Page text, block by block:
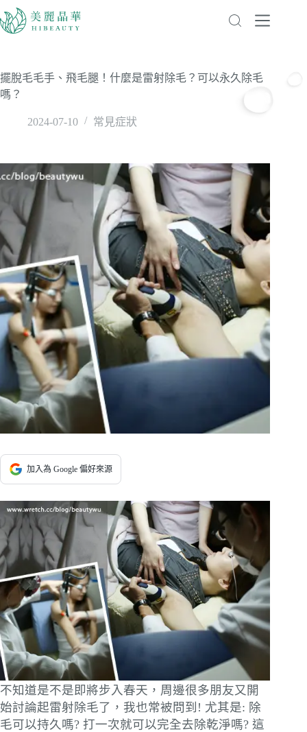
擺脫毛毛手、飛毛腿！什麼是雷射除毛？可以永久除毛
嗎？
2024-07-10 常見症狀
加入為 Google 偏好來源
不知道是不是即將步入春天，周邊很多朋友又開
始討論起雷射除毛了，我也常被問到! 尤其是: 除
毛可以持久嗎? 打一次就可以完全去除乾淨嗎? 這